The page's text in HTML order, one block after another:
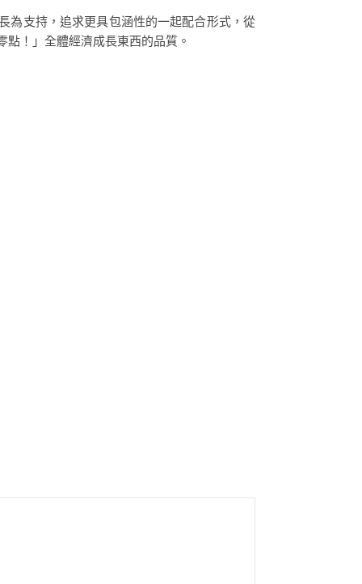
為支持，追求更具包涵性的一起配合形式，從
！」全體經濟成長東西的品質。